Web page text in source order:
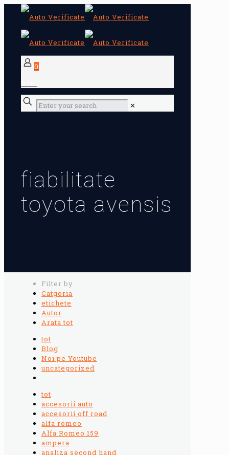
0
✕
fiabilitate
toyota avensis
Filter by
Catgoria
etichete
Autor
Arata tot
tot
Blog
Noi pe Youtube
uncategorized
tot
accesorii auto
accesorii off road
alfa romeo
Alfa Romeo 159
ampera
analiza second hand